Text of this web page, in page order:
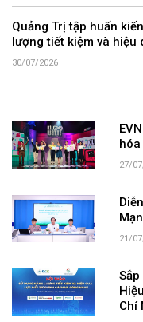
Quảng Trị tập huấn
lượng tiết kiệm và hiệu
30/07/2026
27/
21/
Chí